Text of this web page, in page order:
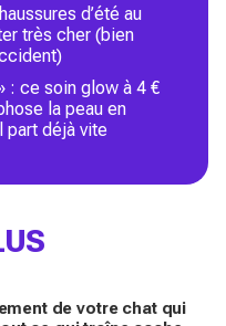
d’été au
très cher (bien
: ce soin glow à 4 €
la peau en
part déjà vite
de votre chat qui